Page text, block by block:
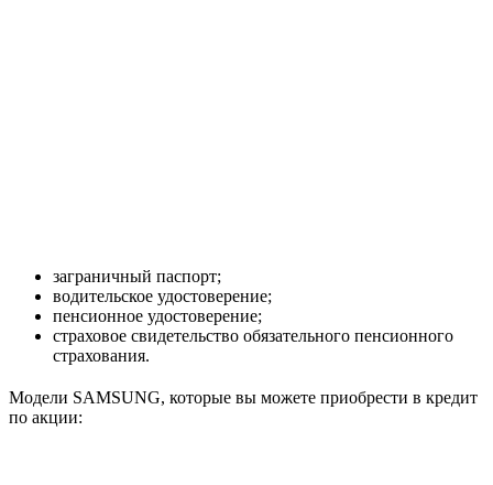
заграничный паспорт;
водительское удостоверение;
пенсионное удостоверение;
страховое свидетельство обязательного пенсионного
страхования.
Модели SAMSUNG, которые вы можете приобрести в кредит
по акции: